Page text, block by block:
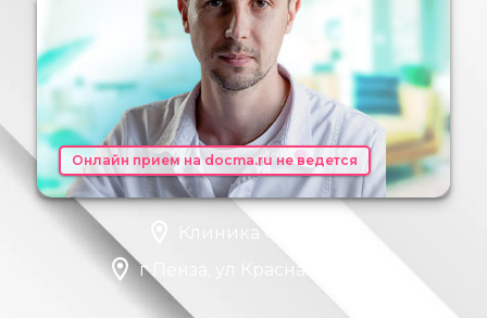
Онлайн прием на docma.ru не ведется
Клиника Фомина
г Пенза, ул Красная, стр 68